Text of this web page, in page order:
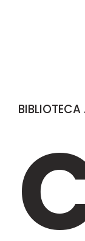
BIBLIOTECA